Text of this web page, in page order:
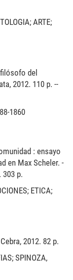
ARTE;
del
2012. 110 p. --
1860
: ensayo
en Max Scheler. -
p.
ETICA;
2012. 82 p.
SPINOZA,